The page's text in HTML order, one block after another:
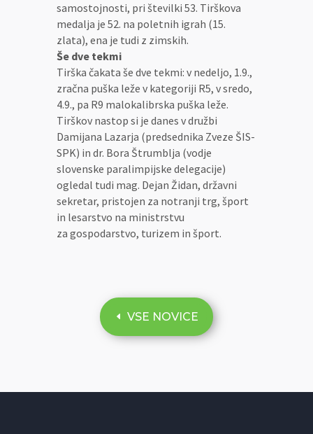
samostojnosti, pri številki 53. Tirškova
medalja je 52. na poletnih igrah (15.
zlata), ena je tudi z zimskih.
Še dve tekmi
Tirška čakata še dve tekmi: v nedeljo, 1.9.,
zračna puška leže v kategoriji R5, v sredo,
4.9., pa R9 malokalibrska puška leže.
Tirškov nastop si je danes v družbi
Damijana Lazarja (predsednika Zveze ŠIS-
SPK) in dr. Bora Štrumblja (vodje
slovenske paralimpijske delegacije)
ogledal tudi mag. Dejan Židan, državni
sekretar, pristojen za notranji trg, šport
in lesarstvo na ministrstvu
za gospodarstvo, turizem in šport.
VSE NOVICE